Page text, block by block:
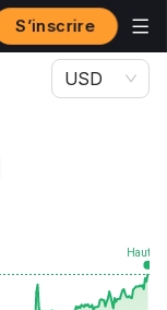
S’inscrire
USD